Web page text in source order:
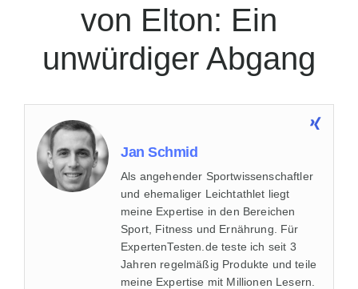
von Elton: Ein
unwürdiger Abgang
Jan Schmid
Als angehender Sportwissenschaftler
und ehemaliger Leichtathlet liegt
meine Expertise in den Bereichen
Sport, Fitness und Ernährung. Für
ExpertenTesten.de teste ich seit 3
Jahren regelmäßig Produkte und teile
meine Expertise mit Millionen Lesern.